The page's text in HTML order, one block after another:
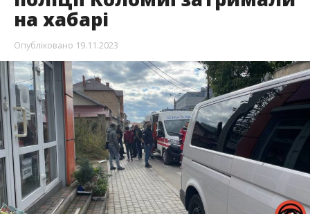
на хабарі
Опубліковано 19.11.2023